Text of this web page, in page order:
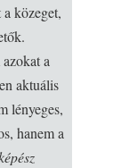
közeget,
a
aktuális
lényeges,
hanem a